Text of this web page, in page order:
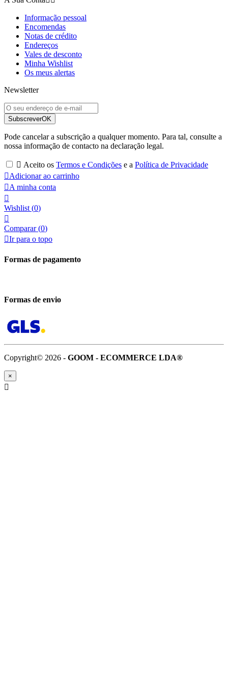
Informação pessoal
Encomendas
Notas de crédito
Endereços
Vales de desconto
Minha Wishlist
Os meus alertas
Newsletter
SubscreverOK
Pode cancelar a subscrição a qualquer momento. Para tal, consulte a
nossa informação de contacto na declaração legal.
 Aceito os Termos e Condições e a Política de Privacidade
Adicionar ao carrinho
A minha conta

Wishlist (0)

Comparar (0)
Ir para o topo
Formas de pagamento
Formas de envio
Copyright© 2026 - GOOM - ECOMMERCE LDA®
×
